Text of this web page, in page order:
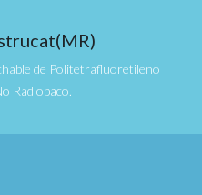
de Politetrafluoretileno
Radiopaco.